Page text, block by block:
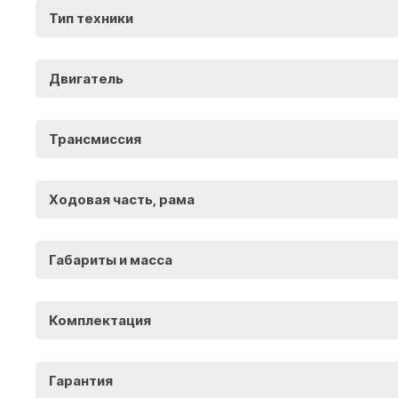
Тип техники
Двигатель
Трансмиссия
Ходовая часть, рама
Габариты и масса
Комплектация
Гарантия